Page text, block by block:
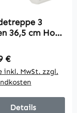
3
36,5 cm Hoch
Hunde
für Bett,
Couch Auto
Preis:
€
inkl. MwSt. zzgl.
Details